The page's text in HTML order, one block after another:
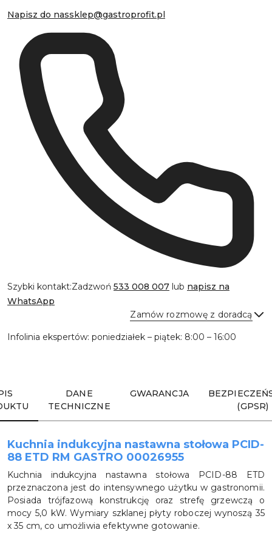
Napisz do nassklep@gastroprofit.pl
Szybki kontakt:Zadzwoń 533 008 007 lub napisz na
WhatsApp
Zamów rozmowę z doradcą
Infolinia ekspertów: poniedziałek – piątek: 8:00 – 16:00
DANE
TECHNICZNE
GWARANCJA
(GPSR)
Kuchnia indukcyjna nastawna stołowa PCID-
88 ETD RM GASTRO 00026955
Kuchnia indukcyjna nastawna stołowa PCID-88 ETD
przeznaczona jest do intensywnego użytku w gastronomii.
Posiada trójfazową konstrukcję oraz strefę grzewczą o
mocy 5,0 kW. Wymiary szklanej płyty roboczej wynoszą 35
x 35 cm, co umożliwia efektywne gotowanie.